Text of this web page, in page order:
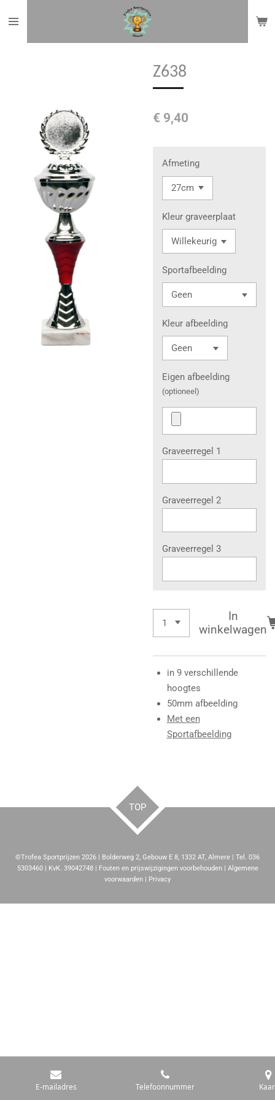
direct
Z638
€ 9,40
Afmeting
Kleur graveerplaat
Sportafbeelding
Kleur afbeelding
Eigen afbeelding
(optioneel)
Graveerregel 1
Graveerregel 2
Graveerregel 3
In
winkelwagen
in 9 verschillende
hoogtes
50mm afbeelding
Met een
Sportafbeelding
TOP
©Trofea Sportprijzen 2026 | Bolderweg 2, Gebouw E 8, 1332 AT, Almere | Tel. 036
5303460 | KvK. 39042748 | Fouten en prijswijzigingen voorbehouden | Algemene
voorwaarden | Privacy
E-mailadres Telefoonnummer